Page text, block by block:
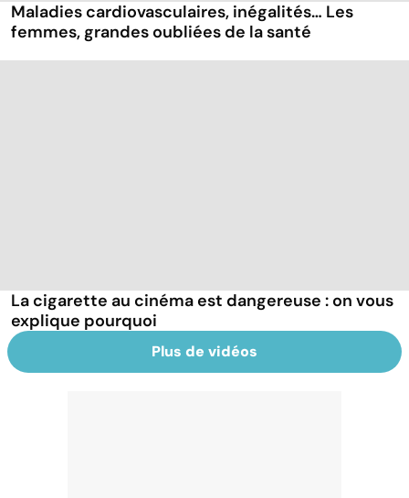
Maladies cardiovasculaires, inégalités… Les
femmes, grandes oubliées de la santé
La cigarette au cinéma est dangereuse : on vous
explique pourquoi
Plus de vidéos